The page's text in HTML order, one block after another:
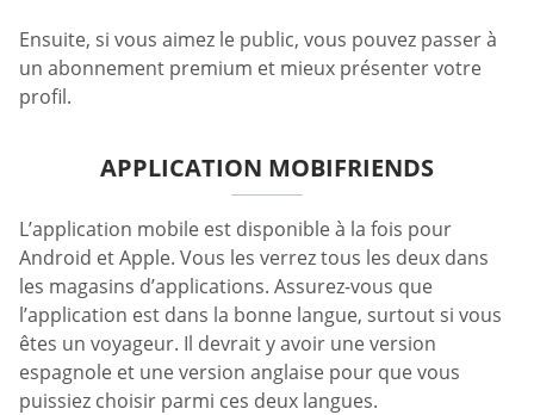
Ensuite, si vous aimez le public, vous pouvez passer à
un abonnement premium et mieux présenter votre
profil.
APPLICATION MOBIFRIENDS
L’application mobile est disponible à la fois pour
Android et Apple. Vous les verrez tous les deux dans
les magasins d’applications. Assurez-vous que
l’application est dans la bonne langue, surtout si vous
êtes un voyageur. Il devrait y avoir une version
espagnole et une version anglaise pour que vous
puissiez choisir parmi ces deux langues.